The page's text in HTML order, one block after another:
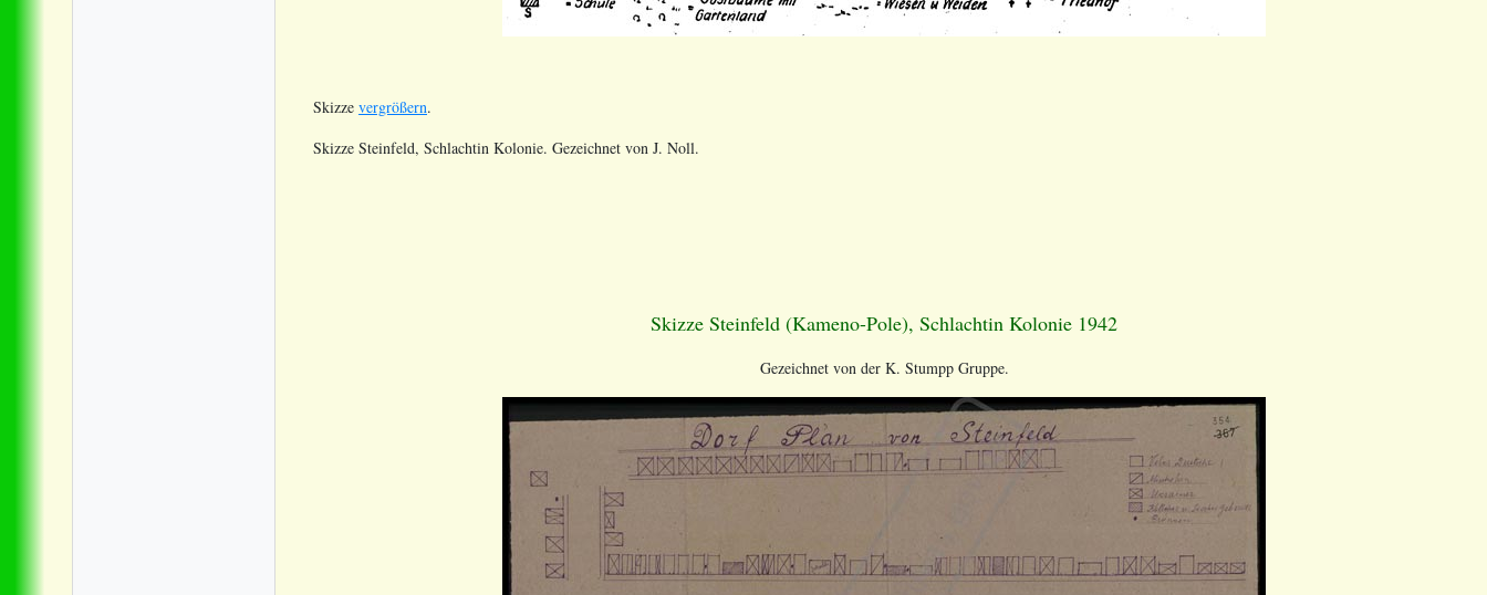
Skizze vergrößern.
Skizze Steinfeld, Schlachtin Kolonie. Gezeichnet von J. Noll.
Skizze Steinfeld (Kameno-Pole), Schlachtin Kolonie 1942
Gezeichnet von der K. Stumpp Gruppe.